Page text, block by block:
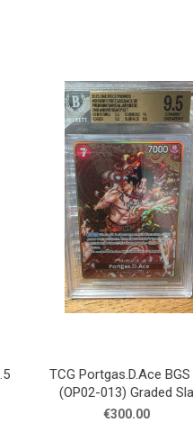
TCG Portgas.D.Ace BGS 9.5
(OP02-013) Graded Slab
€300.00